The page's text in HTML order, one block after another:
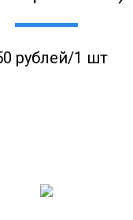
рублей/1 шт